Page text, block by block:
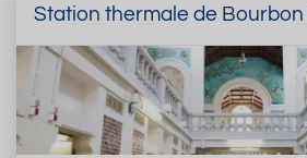
Station thermale de